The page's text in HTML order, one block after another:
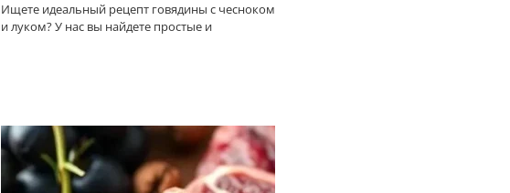
Ищете идеальный рецепт говядины с чесноком
и луком? У нас вы найдете простые и